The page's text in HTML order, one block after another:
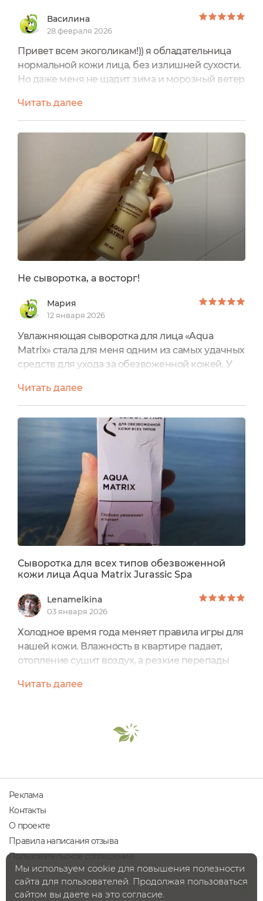
Василина
28 февраля 2026
Привет всем экоголикам!)) я обладательница
нормальной кожи лица, без излишней сухости.
Но даже меня не щадит зима и морозный ветер
лица, стараясь найти средства, которые будут
быстро впитываться, при этом обладать
напитывающим и действующим эффектомДля
меня таким средством оказалась сыворотка
Aqua Matrix от JS Она имеет приятный запах,
который некоторое...
Читать далее
Не сыворотка, а восторг!
Мария
12 января 2026
Увлажняющая сыворотка для лица «Aqua
Matrix» стала для меня одним из самых удачных
средств для ухода за обезвоженной кожей. У
тусклой, реагирует на перепады температуры и
быстро теряет влагу, поэтому я особенно
внимательно подхожу к выбору сывороток. Эта
сыворотка приятно удивила меня уже с первых
применений и полностью оправдала свои
обещания по интенсивному...
Читать далее
Сыворотка для всех типов обезвоженной
кожи лица Aqua Matrix Jurassic Spa
Lenamelkina
03 января 2026
Холодное время года меняет правила игры для
нашей кожи. Влажность в квартире падает,
отопление сушит воздух, а резкие перепады
условиях нарушается работа естественного
чувствительности и тусклого оттенка кожи,
необходимо подключать дополнительные
Читать далее
Реклама
Контакты
О проекте
Правила написания отзыва
Пользовательское соглашение
Мы используем cookie для повышения полезности
сайта для пользователей. Продолжая пользоваться
сайтом вы даете на это согласие.